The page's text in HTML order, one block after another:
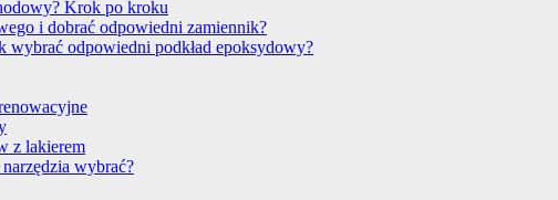
Krok po kroku
i dobrać odpowiedni zamiennik?
wybrać odpowiedni podkład epoksydowy?
z lakierem
wybrać?